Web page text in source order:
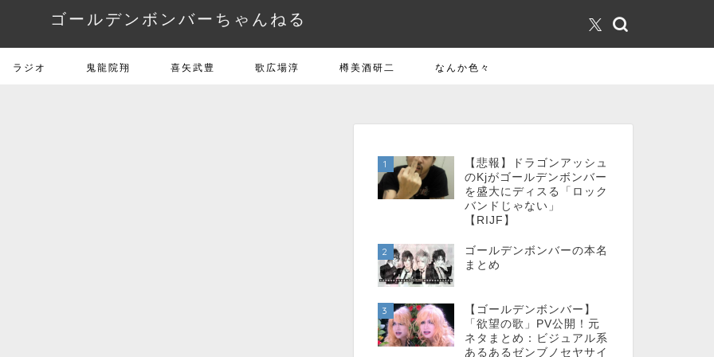
ゴールデンボンバーちゃんねる
ラジオ 鬼龍院翔 喜矢武豊 歌広場淳 樽美酒研二 なんか色々
1
【悲報】ドラゴンアッシュ
のKjがゴールデンボンバー
を盛大にディスる「ロック
バンドじゃない」
【RIJF】
2
ゴールデンボンバーの本名
まとめ
3
【ゴールデンボンバー】
「欲望の歌」PV公開！元
ネタまとめ：ビジュアル系
あるあるゼンブノセヤサイ